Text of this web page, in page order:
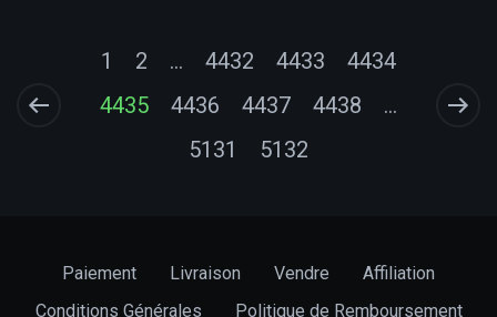
1 2 ... 4432 4433
4434
4435
4436 4437 4438
...
5131
5132
Paiement Livraison Vendre
Affiliation
Conditions Générales
Politique de Remboursement